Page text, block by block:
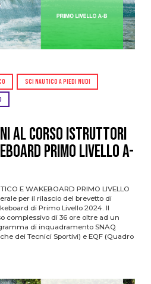
SCI NAUTICO A PIEDI NUDI
AL CORSO ISTRUTTORI
PRIMO LIVELLO A-
E WAKEBOARD PRIMO LIVELLO
per il rilascio del brevetto di
di Primo Livello 2024. Il
complessivo di 36 ore oltre ad un
di inquadramento SNAQ
dei Tecnici Sportivi) e EQF (Quadro